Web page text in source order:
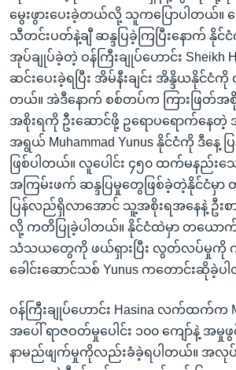
မွေးဖွားပေးခဲ့တယ်လို့ သူကပြောပါတယ်။ က
သီတင်းပတ်နဲ့ချီ ဆန္ဒပြခဲ့ကြပြီးနောက် နိုင်
အုပ်ချုပ်ခဲ့တဲ့ ဝန်ကြီးချုပ်ဟောင်း Sheikh
ဆင်းပေးခဲ့ရပြီး အိမ်နီးချင်း အိန္ဒိယနိုင်ငံကို
တယ်။ အဲဒီနောက် စစ်တပ်က ကြားဖြတ်အစိုး
အစိုးရကို ဦးဆောင်ဖို့ ဥရောပရောက်နေ
အရွယ် Muhammad Yunus နိုင်ငံကို ဒီနေ့
ဖြစ်ပါတယ်။ လူပေါင်း ၄၅၀ ထက်မနည်း
အကြမ်းဖက် ဆန္ဒပြမှုတွေဖြစ်ခဲ့တဲ့နိုင်ငံမှာ တ
ပြန်လည်ရှိလာအောင် သူ့အစိုးရအနေနဲ့ ဦးစ
လို့ ကတိပြုခဲ့ပါတယ်။ နိုင်ငံထဲမှာ တယော
သံသယတွေကို ဖယ်ရှားပြီး လွတ်လပ်မှုကို
ခေါင်းဆောင်သစ် Yunus ကတောင်းဆိုခဲ့ပ
ဝန်ကြီးချုပ်ဟောင်း Hasina လက်ထက်က
အပေါ် ရာဇဝတ်မှုပေါင်း ၁၀၀ ကျော်နဲ့
နာမည်ဖျက်မှုကိုလည်းခံခဲ့ရပါတယ်။ အလုပ်